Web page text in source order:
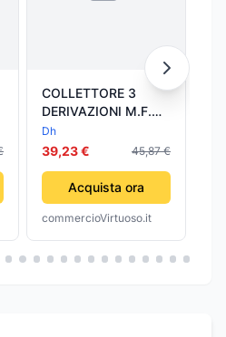
COLLETTORE 3
DERIVAZIONI M.F.
REGOLABILI- 3/4-
S.F.- pezzi 1
Dh
39,23 € 45,87 €
Acquista ora
commercioVirtuoso.it